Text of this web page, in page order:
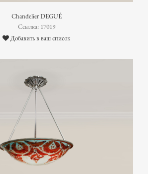
Chandelier DEGUÉ
Ссылка: 17019
Добавить в ваш список